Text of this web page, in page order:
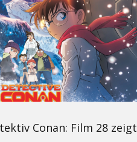
Conan: Film 28 zeigt